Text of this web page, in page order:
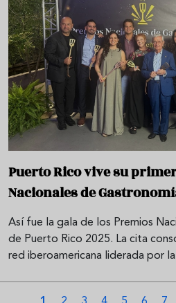
Puerto Rico vive su
Nacionales de
Así fue la gala de los Premios
de Puerto Rico 2025. La cita
red iberoamericana liderada por